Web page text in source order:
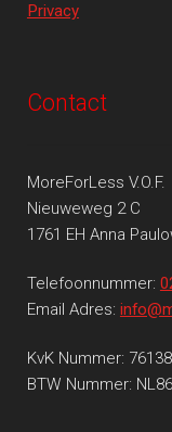
Privacy
Contact
MoreForLess V.O.F.
Nieuweweg 2 C
1761 EH Anna
Telefoonnummer:
Email Adres:
KvK Nummer:
BTW Nummer: